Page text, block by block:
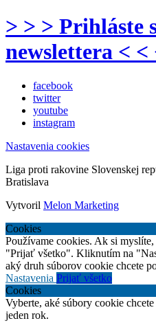
> > > Prihláste
newslettera < <
facebook
twitter
youtube
instagram
Nastavenia cookies
Liga proti rakovine Slovenskej
Bratislava
Vytvoril Melon Marketing
Cookies
Používame cookies. Ak si
"Prijať všetko". Kliknutím na
aký druh súborov cookie chcete
Nastavenia Prijať všetko
Cookies
Vyberte, aké súbory cookie
jeden rok.